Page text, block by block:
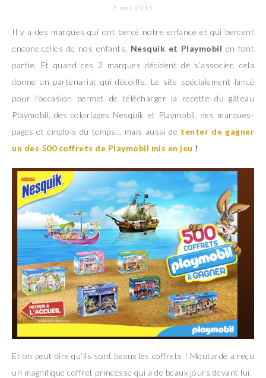
7 mai 2015
Il y a des marques qui ont bercé notre enfance et qui bercent
encore celles de nos enfants, Nesquik et Playmobil en font
partie. Et quand ces 2 marques décident de s’associer, cela
donne un partenariat qui décoiffe. Le site spécialement lancé
pour l’occasion permet de télécharger la recette du gâteau
Playmobil, des coloriages Nesquik et Playmobil, des marques-
pages et emplois du temps… mais aussi de tenter de gagner
un des 500 coffrets de Playmobil mis en jeu !
Et on peut dire qu’ils sont beaux les coffrets ! Moutarde a reçu
un magnifique coffret princesse qui a de beaux jours devant lui.